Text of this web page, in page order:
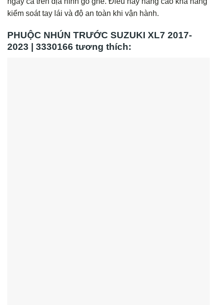
kiểm soát tay lái và độ an toàn khi vận hành.
PHUỘC NHÚN TRƯỚC SUZUKI XL7 2017-
2023 | 3330166 tương thích: